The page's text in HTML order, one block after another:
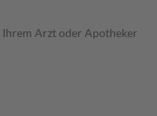
Ihrem Arzt oder Apotheker